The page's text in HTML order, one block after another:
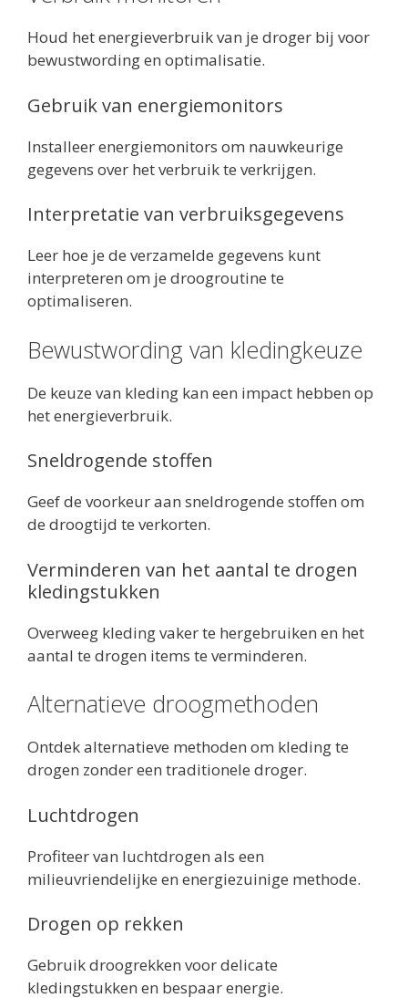
Houd het energieverbruik van je droger bij voor
bewustwording en optimalisatie.
Gebruik van energiemonitors
Installeer energiemonitors om nauwkeurige
gegevens over het verbruik te verkrijgen.
Interpretatie van verbruiksgegevens
Leer hoe je de verzamelde gegevens kunt
interpreteren om je droogroutine te
optimaliseren.
Bewustwording van kledingkeuze
De keuze van kleding kan een impact hebben op
het energieverbruik.
Sneldrogende stoffen
Geef de voorkeur aan sneldrogende stoffen om
de droogtijd te verkorten.
Verminderen van het aantal te drogen
kledingstukken
Overweeg kleding vaker te hergebruiken en het
aantal te drogen items te verminderen.
Alternatieve droogmethoden
Ontdek alternatieve methoden om kleding te
drogen zonder een traditionele droger.
Luchtdrogen
Profiteer van luchtdrogen als een
milieuvriendelijke en energiezuinige methode.
Drogen op rekken
Gebruik droogrekken voor delicate
kledingstukken en bespaar energie.